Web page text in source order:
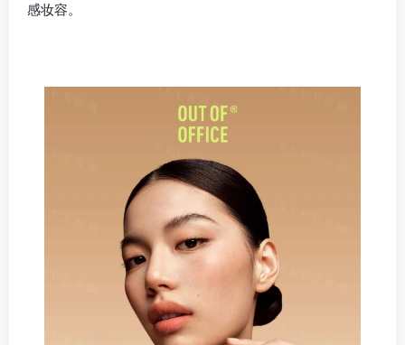
感妆容。